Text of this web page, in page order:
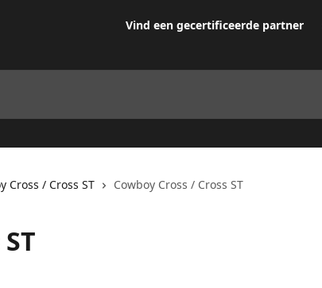
Vind een gecertificeerde partner
Cross / Cross ST Cowboy Cross / Cross ST